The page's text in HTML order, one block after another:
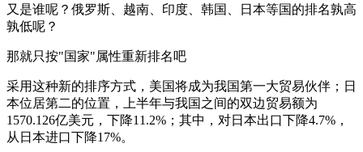
又是谁呢？俄罗斯、越南、印度、韩国、日本等国的排名孰高
孰低呢？
那就只按"国家"属性重新排名吧
采用这种新的排序方式，美国将成为我国第一大贸易伙伴；日
本位居第二的位置，上半年与我国之间的双边贸易额为
1570.126亿美元，下降11.2%；其中，对日本出口下降4.7%，
从日本进口下降17%。